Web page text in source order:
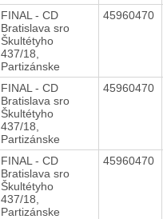
FINAL - CD
Bratislava sro
Škultétyho
437/18,
Partizánske
45960470
FINAL - CD
Bratislava sro
Škultétyho
437/18,
Partizánske
45960470
FINAL - CD
Bratislava sro
Škultétyho
437/18,
Partizánske
45960470